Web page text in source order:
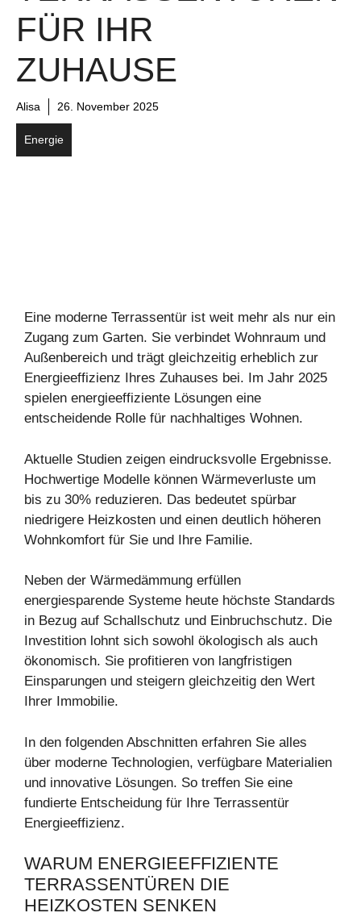
FÜR IHR
ZUHAUSE
Alisa 26. November 2025
Energie
Eine moderne Terrassentür ist weit mehr als nur ein
Zugang zum Garten. Sie verbindet Wohnraum und
Außenbereich und trägt gleichzeitig erheblich zur
Energieeffizienz Ihres Zuhauses bei. Im Jahr 2025
spielen energieeffiziente Lösungen eine
entscheidende Rolle für nachhaltiges Wohnen.
Aktuelle Studien zeigen eindrucksvolle Ergebnisse.
Hochwertige Modelle können Wärmeverluste um
bis zu 30% reduzieren. Das bedeutet spürbar
niedrigere Heizkosten und einen deutlich höheren
Wohnkomfort für Sie und Ihre Familie.
Neben der Wärmedämmung erfüllen
energiesparende Systeme heute höchste Standards
in Bezug auf Schallschutz und Einbruchschutz. Die
Investition lohnt sich sowohl ökologisch als auch
ökonomisch. Sie profitieren von langfristigen
Einsparungen und steigern gleichzeitig den Wert
Ihrer Immobilie.
In den folgenden Abschnitten erfahren Sie alles
über moderne Technologien, verfügbare Materialien
und innovative Lösungen. So treffen Sie eine
fundierte Entscheidung für Ihre Terrassentür
Energieeffizienz.
WARUM ENERGIEEFFIZIENTE
TERRASSENTÜREN DIE
HEIZKOSTEN SENKEN